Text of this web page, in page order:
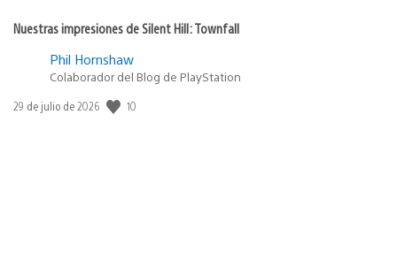
Nuestras impresiones de Silent Hill: Townfall
Phil Hornshaw
Colaborador del Blog de PlayStation
Fecha
29 de julio de 2026 10